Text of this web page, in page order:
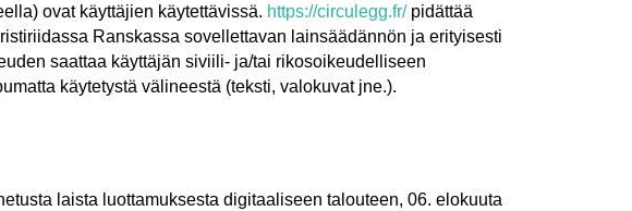
ovat käyttäjien käytettävissä. https://circulegg.fr/pidättää
Ranskassa sovellettavan lainsäädännön ja erityisesti
saattaa käyttäjän siviili- ja/tai rikosoikeudelliseen
käytetystä välineestä (teksti, valokuvat jne.).
laista luottamuksesta digitaaliseen talouteen, 06. elokuuta